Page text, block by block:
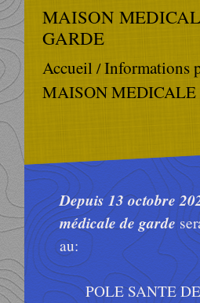
MAISON
GARDE
Accueil/Informations
MAISON MEDICALE
Depuis 13 octobre
médicale de garde
au:
POLE SANTE